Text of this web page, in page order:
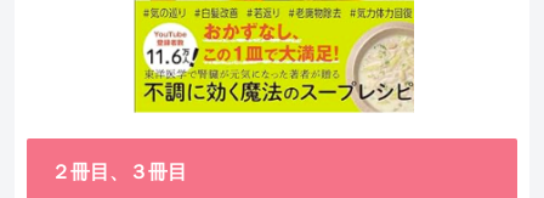
２冊目、３冊目